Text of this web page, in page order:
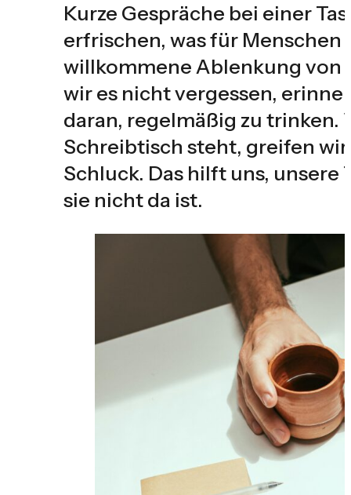
Kurze Gespräche bei einer
erfrischen, was für
willkommene Ablenkung von
wir es nicht vergessen,
daran, regelmäßig zu trinken.
Schreibtisch steht, greifen
Schluck. Das hilft uns,
sie nicht da ist.